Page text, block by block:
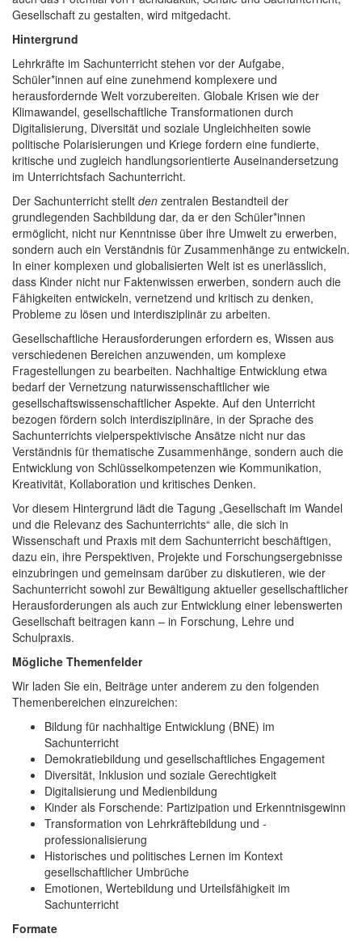
Gesellschaft zu gestalten, wird mitgedacht.
Hintergrund
Lehrkräfte im Sachunterricht stehen vor der Aufgabe,
Schüler*innen auf eine zunehmend komplexere und
herausfordernde Welt vorzubereiten. Globale Krisen wie der
Klimawandel, gesellschaftliche Transformationen durch
Digitalisierung, Diversität und soziale Ungleichheiten sowie
politische Polarisierungen und Kriege fordern eine fundierte,
kritische und zugleich handlungsorientierte Auseinandersetzung
im Unterrichtsfach Sachunterricht.
Der Sachunterricht stellt den zentralen Bestandteil der
grundlegenden Sachbildung dar, da er den Schüler*innen
ermöglicht, nicht nur Kenntnisse über ihre Umwelt zu erwerben,
sondern auch ein Verständnis für Zusammenhänge zu entwickeln.
In einer komplexen und globalisierten Welt ist es unerlässlich,
dass Kinder nicht nur Faktenwissen erwerben, sondern auch die
Fähigkeiten entwickeln, vernetzend und kritisch zu denken,
Probleme zu lösen und interdisziplinär zu arbeiten.
Gesellschaftliche Herausforderungen erfordern es, Wissen aus
verschiedenen Bereichen anzuwenden, um komplexe
Fragestellungen zu bearbeiten. Nachhaltige Entwicklung etwa
bedarf der Vernetzung naturwissenschaftlicher wie
gesellschaftswissenschaftlicher Aspekte. Auf den Unterricht
bezogen fördern solch interdisziplinäre, in der Sprache des
Sachunterrichts vielperspektivische Ansätze nicht nur das
Verständnis für thematische Zusammenhänge, sondern auch die
Entwicklung von Schlüsselkompetenzen wie Kommunikation,
Kreativität, Kollaboration und kritisches Denken.
Vor diesem Hintergrund lädt die Tagung „Gesellschaft im Wandel
und die Relevanz des Sachunterrichts“ alle, die sich in
Wissenschaft und Praxis mit dem Sachunterricht beschäftigen,
dazu ein, ihre Perspektiven, Projekte und Forschungsergebnisse
einzubringen und gemeinsam darüber zu diskutieren, wie der
Sachunterricht sowohl zur Bewältigung aktueller gesellschaftlicher
Herausforderungen als auch zur Entwicklung einer lebenswerten
Gesellschaft beitragen kann – in Forschung, Lehre und
Schulpraxis.
Mögliche Themenfelder
Wir laden Sie ein, Beiträge unter anderem zu den folgenden
Themenbereichen einzureichen:
Bildung für nachhaltige Entwicklung (BNE) im
Sachunterricht
Demokratiebildung und gesellschaftliches Engagement
Diversität, Inklusion und soziale Gerechtigkeit
Digitalisierung und Medienbildung
Kinder als Forschende: Partizipation und Erkenntnisgewinn
Transformation von Lehrkräftebildung und -
professionalisierung
Historisches und politisches Lernen im Kontext
gesellschaftlicher Umbrüche
Emotionen, Wertebildung und Urteilsfähigkeit im
Sachunterricht
Formate